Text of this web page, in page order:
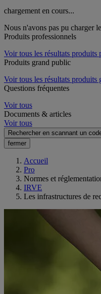
chargement en cours...
Nous n'avons pas pu charger
Produits professionnels
Voir tous les résultats produits
Produits grand public
Voir tous les résultats produits
Questions fréquentes
Voir tous
Documents & articles
Voir tous
Rechercher en scannant un
fermer
Accueil
Pro
Normes et
IRVE
Les infrastructures de